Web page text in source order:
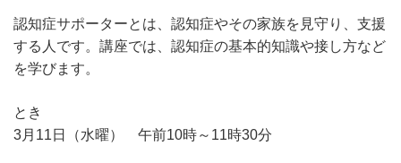
認知症サポーターとは、認知症やその家族を見守り、支援
する人です。講座では、認知症の基本的知識や接し方など
を学びます。
とき
3月11日（水曜） 午前10時～11時30分